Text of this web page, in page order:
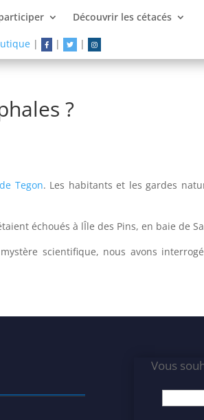
Découvrir les cétacés
| | |
?
Tegon. Les habitants et les gardes
échoués à lÎle des Pins, en baie de
scientifique, nous avons
Vous